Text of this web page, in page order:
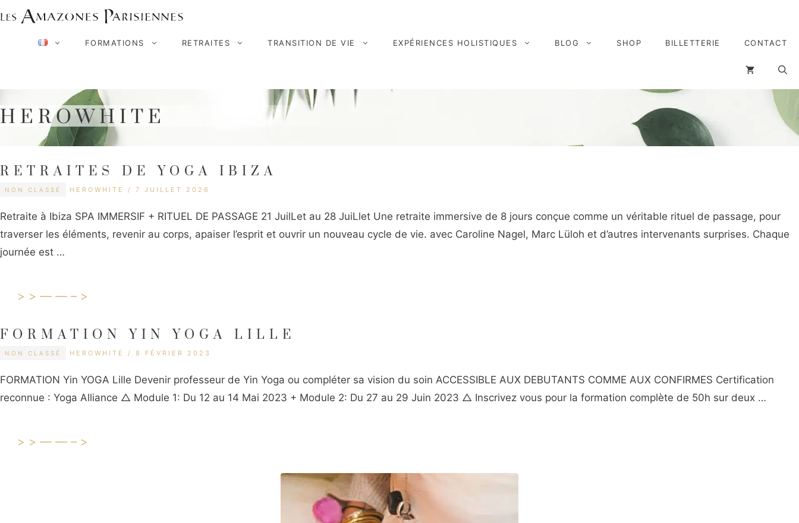
Aller
FORMATIONS RETRAITES TRANSITION DE VIE EXPÉRIENCES HOLISTIQUES BLOG SHOP BILLETTERIE CONTACT
HEROWHITE
RETRAITES DE YOGA IBIZA
NON CLASSÉ
HEROWHITE 7 JUILLET 2026
Retraite à Ibiza SPA IMMERSIF + RITUEL DE PASSAGE 21 JuilLet au 28 JuiLlet Une retraite immersive de 8 jours conçue comme un véritable rituel de passage, pour
traverser les éléments, revenir au corps, apaiser l’esprit et ouvrir un nouveau cycle de vie. avec Caroline Nagel, Marc Lüloh et d’autres intervenants surprises. Chaque
journée est …
>>——–>
FORMATION YIN YOGA LILLE
NON CLASSÉ
HEROWHITE 8 FÉVRIER 2023
FORMATION Yin YOGA Lille Devenir professeur de Yin Yoga ou compléter sa vision du soin ACCESSIBLE AUX DEBUTANTS COMME AUX CONFIRMES Certification
reconnue : Yoga Alliance △ Module 1: Du 12 au 14 Mai 2023 + Module 2: Du 27 au 29 Juin 2023 △ Inscrivez vous pour la formation complète de 50h sur deux …
>>——–>